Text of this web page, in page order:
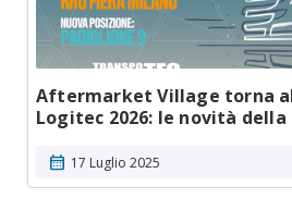
Aftermarket Village torna
Logitec 2026: le novità
calendar_month 17 Luglio 2025